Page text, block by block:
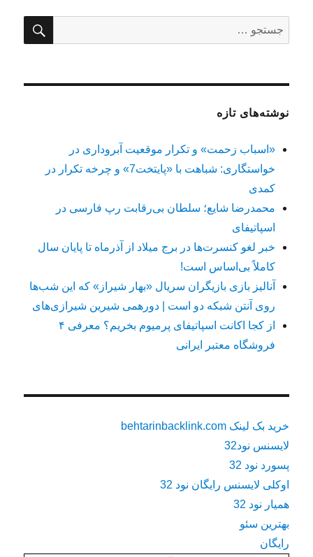
برای:
نوشته‌های تازه
«اسباب زحمت» و تکرار موقعیت آبروداری در
خواستگاری: شباهت با «پایتخت7» و چرخه تکرار در
کمدی
محمدرضا شایع؛ سلطان بی‌رقابت رپ فارسی در
اسپاتیفای
خبر لغو کنسرت‌ها در برج میلاد از آذرماه تا پایان سال
کاملاً بی‌اساس است!
آنالیز بازی بازیگران سریال «بهار شیراز» که این شب‌ها
روی آنتن شبکه دو است | دورهمی شیرین شیرازی‌های
از کجا اکانت اسپاتیفای پرمیوم بخریم؟ معرفی ۴
فروشگاه معتبر ایرانی
خرید بک لینک behtarinbacklink.com
لایسنس نود32
پسورد نود 32
اوکلی لایسنس رایگان نود 32
همیار نود 32
بهترین سئو
رایگان